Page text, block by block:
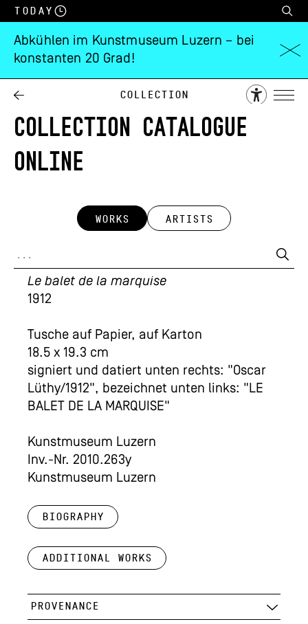
Today
Abkühlen im Kunstmuseum Luzern – bei
konstanten 20 Grad!
Collection
COLLECTION CATALOGUE
ONLINE
WORKS ARTISTS
Le balet de la marquise
1912
Tusche auf Papier, auf Karton
18.5 x 19.3 cm
signiert und datiert unten rechts: "Oscar
Lüthy/1912", bezeichnet unten links: "LE
BALET DE LA MARQUISE"
Kunstmuseum Luzern
Inv.-Nr. 2010.263y
Kunstmuseum Luzern
Biography
Additional works
PROVENANCE